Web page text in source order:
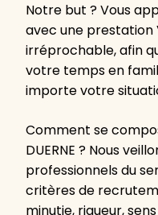
Notre but ? Vous
avec une prestation
irréprochable, afin
votre temps en
importe votre
Comment se
DUERNE ? Nous
professionnels du
critères de
minutie, rigueur,